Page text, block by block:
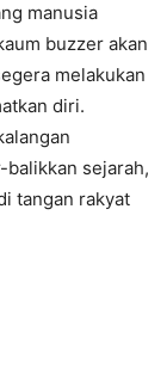
manusia
buzzer akan
melakukan
diri.
sejarah,
tangan rakyat